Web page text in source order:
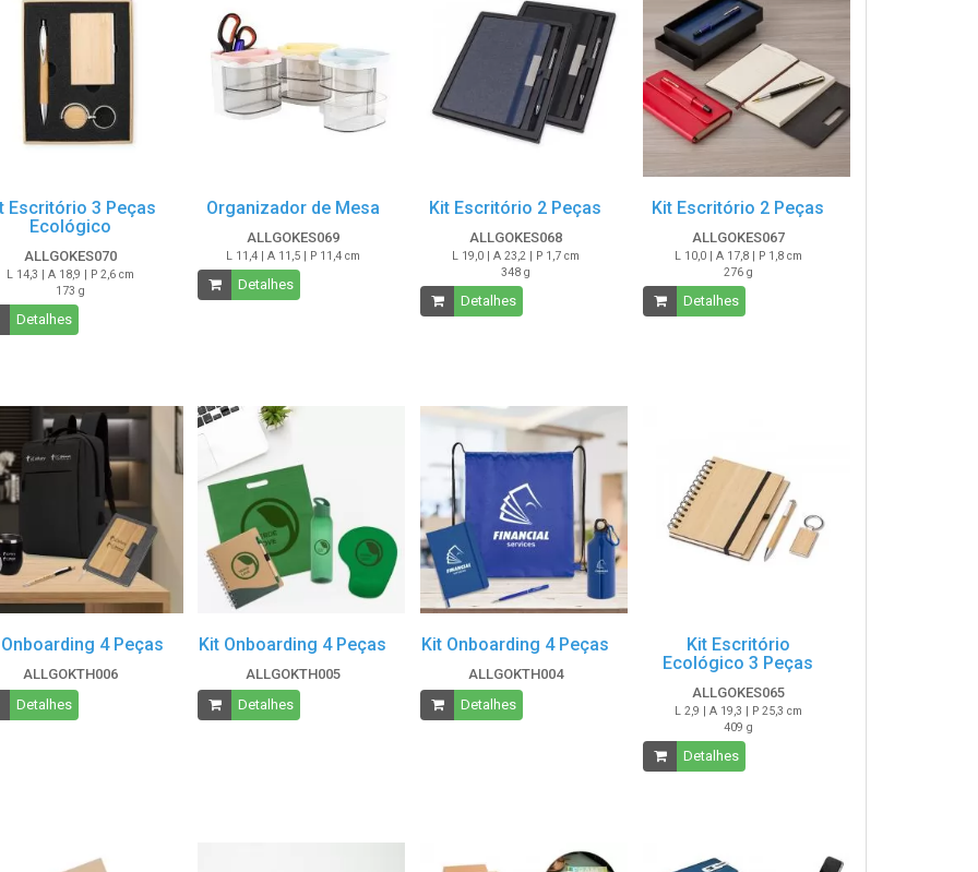
Escritório 3 Peças
Ecológico
ALLGOKES070
L 14,3 | A 18,9 | P 2,6 cm
173 g
Detalhes
Organizador de Mesa
ALLGOKES069
L 11,4 | A 11,5 | P 11,4 cm
Detalhes
Kit Escritório 2 Peças
ALLGOKES068
L 19,0 | A 23,2 | P 1,7 cm
348 g
Detalhes
Kit Escritório 2 Peças
ALLGOKES067
L 10,0 | A 17,8 | P 1,8 cm
276 g
Detalhes
4 Peças
ALLGOKTH006
Detalhes
Kit Onboarding 4 Peças
ALLGOKTH005
Detalhes
Kit Onboarding 4 Peças
ALLGOKTH004
Detalhes
Kit Escritório
Ecológico 3 Peças
ALLGOKES065
L 2,9 | A 19,3 | P 25,3 cm
409 g
Detalhes